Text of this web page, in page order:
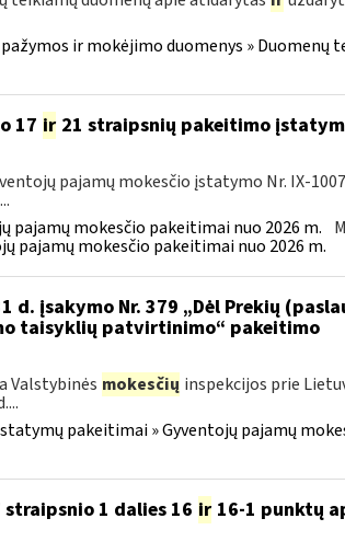
ir mokėjimo duomenys » Duomenų
17 ir21 straipsnių pakeitimo
pajamų mokesčio įstatymo Nr. IX-
pajamų mokesčio pakeitimai nuo 2026 m.
pajamų mokesčio pakeitimai nuo 2026 m.
d. įsakymo Nr. 379 „Dėl Prekių
taisyklių patvirtinimo“ pakeitimo
Valstybinės mokesčių inspekcijos prie
pakeitimai » Gyventojų pajamų
1 dalies 16 ir16-1 punktų